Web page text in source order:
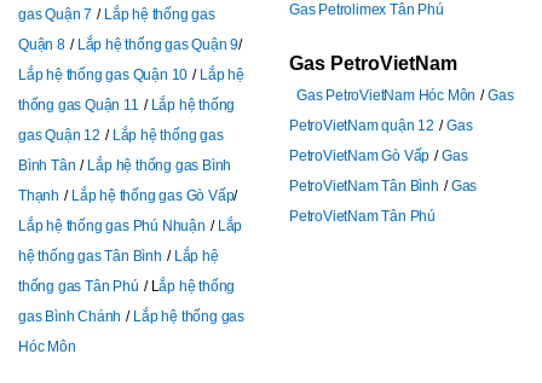
gas Quận 7
Lắp hệ thống gas
Quận 8
Lắp hệ thống gas Quận 9
Lắp hệ thống gas Quận 10
Lắp hệ
thống gas Quận 11
Lắp hệ thống
gas Quận 12
Lắp hệ thống gas
Bình Tân
Lắp hệ thống gas Bình
Thạnh
Lắp hệ thống gas Gò Vấp
Lắp hệ thống gas Phú Nhuận
Lắp
hệ thống gas Tân Bình
Lắp hệ
thống gas Tân Phú
Lắp hệ thống
gas Bình Chánh
Lắp hệ thống gas
Hóc Môn
Gas Petrolimex Tân Phú
Gas PetroVietNam
Gas PetroVietNam Hóc Môn
Gas
PetroVietNam quận 12
Gas
PetroVietNam Gò Vấp
Gas
PetroVietNam Tân Bình
Gas
PetroVietNam Tân Phú